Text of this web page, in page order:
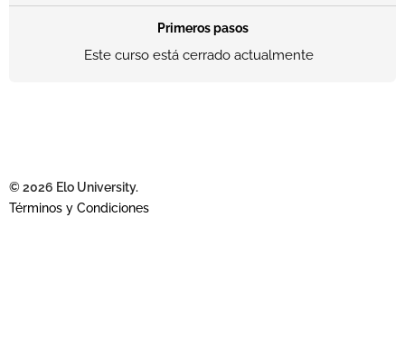
Primeros pasos
Este curso está cerrado actualmente
© 2026 Elo University.
Términos y Condiciones